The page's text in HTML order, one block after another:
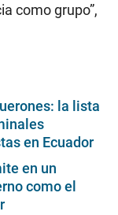
como grupo”,
la lista
en Ecuador
en un
como el